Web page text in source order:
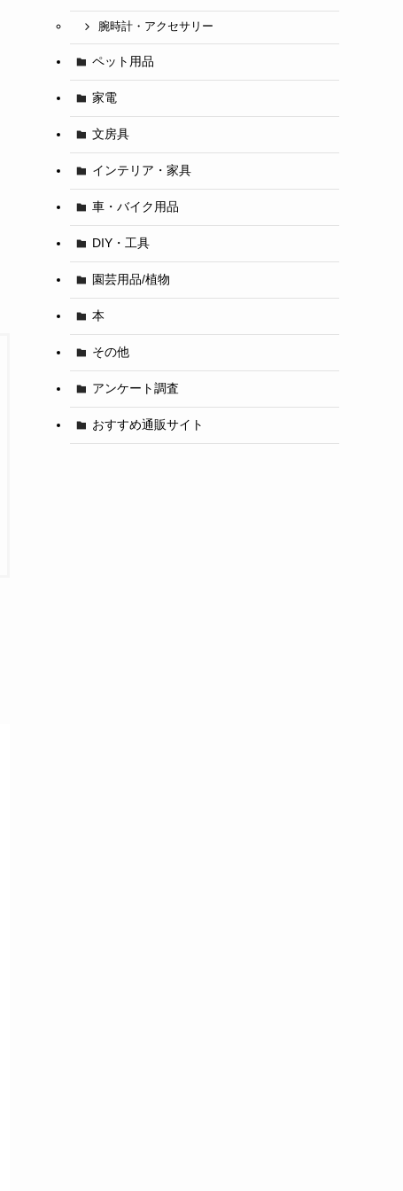
腕時計・アクセサリー
ペット用品
家電
文房具
インテリア・家具
車・バイク用品
DIY・工具
園芸用品/植物
本
その他
アンケート調査
おすすめ通販サイト